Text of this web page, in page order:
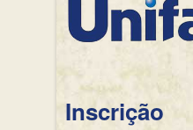
Inscrição